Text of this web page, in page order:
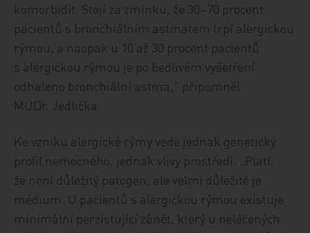
komorbidit. Stojí za zmínku, že 30–70 procent
pacientů s bronchiálním astmatem trpí alergickou
rýmou, a naopak u 10 až 30 procent pacientů
s alergickou rýmou je po bedlivém vyšetření
odhaleno bronchiální astma,“ připomněl
MUDr. Jedlička.
Ke vzniku alergické rýmy vede jednak genetický
profil nemocného, jednak vlivy prostředí. „Platí,
že není důležitý patogen, ale velmi důležité je
médium. U pacientů s alergickou rýmou existuje
minimální perzistující zánět, který u neléčených